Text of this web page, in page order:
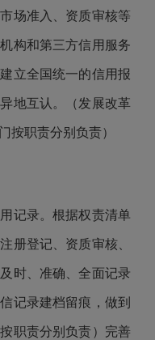
场准入、资质审核等
构和第三方信用服务
立全国统一的信用报
地互认。（发展改革
按职责分别负责）
录。根据权责清单
册登记、资质审核、
时、准确、全面记录
记录建档留痕，做到
职责分别负责）完善